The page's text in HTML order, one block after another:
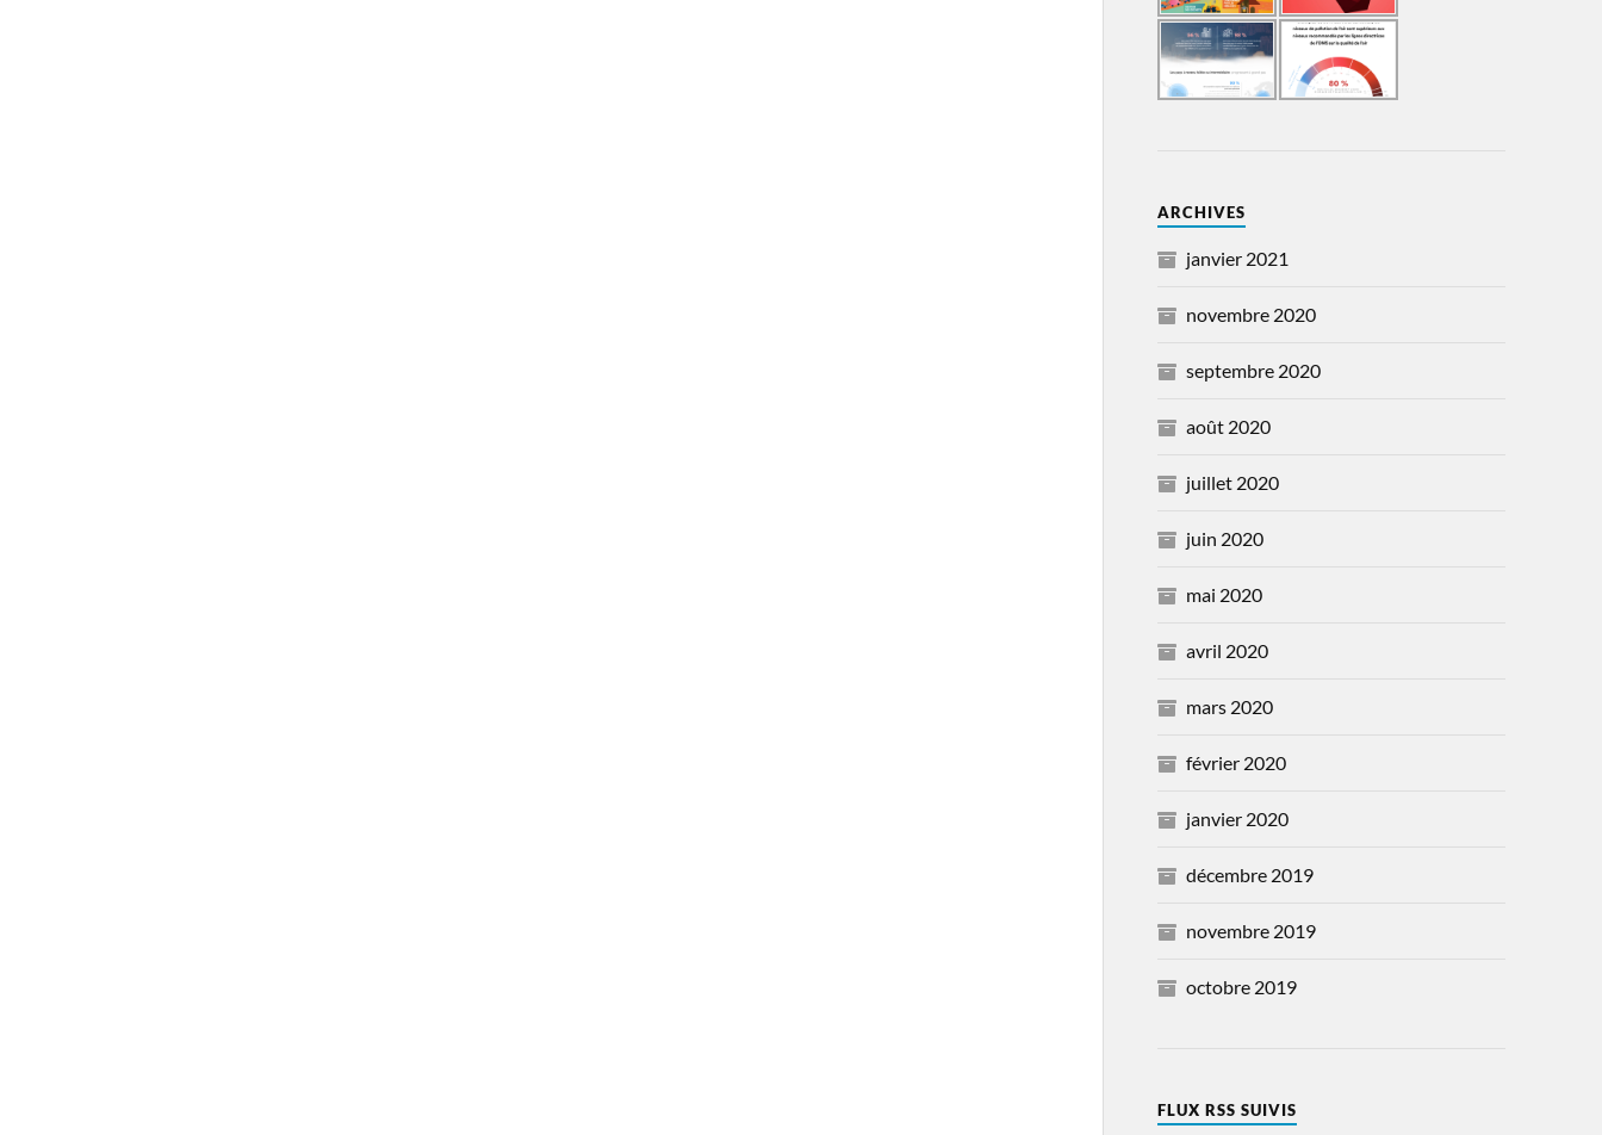
ARCHIVES
janvier 2021
novembre 2020
septembre 2020
août 2020
juillet 2020
juin 2020
mai 2020
avril 2020
mars 2020
février 2020
janvier 2020
décembre 2019
novembre 2019
octobre 2019
FLUX RSS SUIVIS